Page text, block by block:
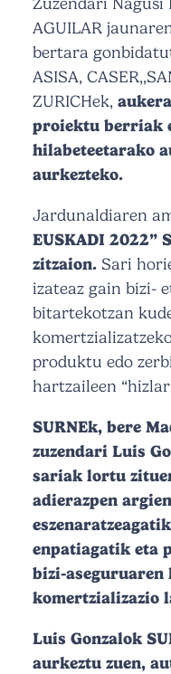
AGUILAR
bertara
ASISA,
ZURICHek,
proiektu berriak
hilabeteetarako
aurkezteko.
Jardunaldiaren
EUSKADI 2022”
zitzaion. Sari
izateaz gain bizi-
bitartekotzan
produktu edo
hartzaileen
SURNEk, bere
zuzendari Luis
sariak lortu
adierazpen
enpatiagatik eta
bizi-aseguruaren
komertzializazio
Luis Gonzalok
aurkeztu zuen,